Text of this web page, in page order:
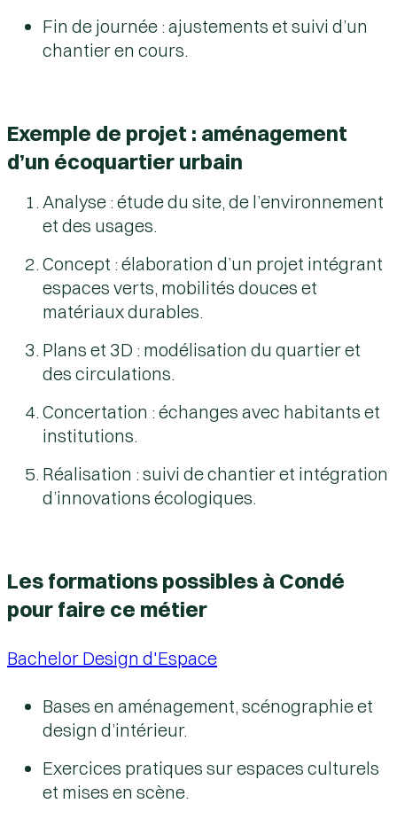
Fin de journée : ajustements et suivi d’un
chantier en cours.
Exemple de projet : aménagement
d’un écoquartier urbain
Analyse : étude du site, de l’environnement
et des usages.
Concept : élaboration d’un projet intégrant
espaces verts, mobilités douces et
matériaux durables.
Plans et 3D : modélisation du quartier et
des circulations.
Concertation : échanges avec habitants et
institutions.
Réalisation : suivi de chantier et intégration
d’innovations écologiques.
Les formations possibles à Condé
pour faire ce métier
Bachelor Design d'Espace
Bases en aménagement, scénographie et
design d’intérieur.
Exercices pratiques sur espaces culturels
et mises en scène.